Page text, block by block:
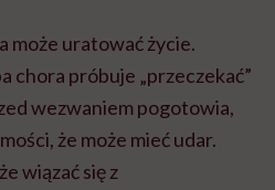
może uratować życie.
chora próbuje „przeczekać”
wezwaniem pogotowia,
ści, że może miećudar.
że wiązaćsięz